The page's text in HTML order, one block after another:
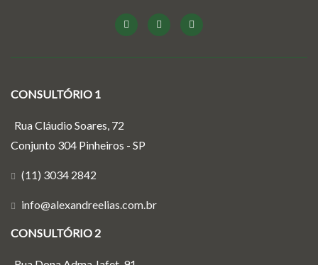
CONSULTÓRIO 1
Rua Cláudio Soares, 72
Conjunto 304 Pinheiros - SP
(11) 3034 2842
info@alexandreelias.com.br
CONSULTÓRIO 2